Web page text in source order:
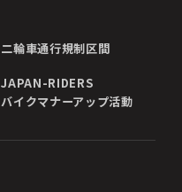
二輪車通行規制区間
JAPAN-RIDERS
バイクマナーアップ活動